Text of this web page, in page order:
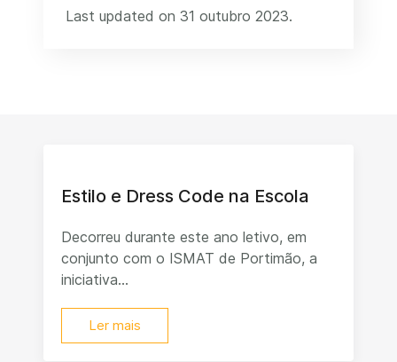
Last updated on 31 outubro 2023.
Estilo e Dress Code na Escola
Decorreu durante este ano letivo, em
conjunto com o ISMAT de Portimão, a
iniciativa...
Ler mais